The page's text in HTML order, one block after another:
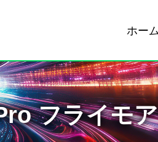
ホー
フライモ